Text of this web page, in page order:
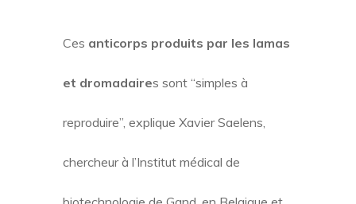
Ces anticorps produits par les lamas
et dromadaires sont “simples à
reproduire”, explique Xavier Saelens,
chercheur à l’Institut médical de